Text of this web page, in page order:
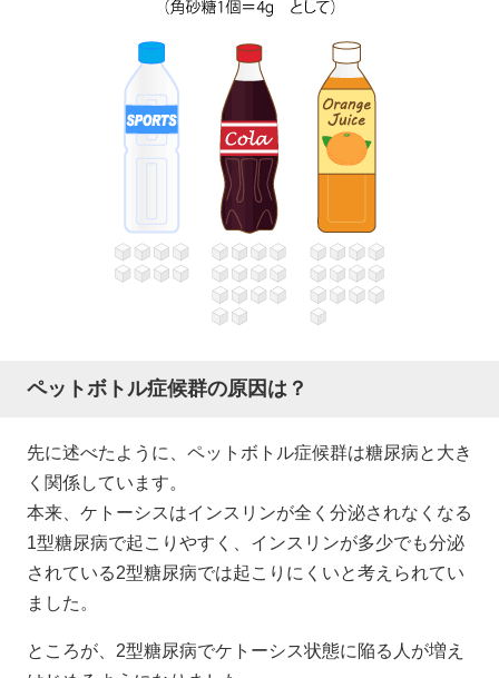
ペットボトル症候群の原因は？
先に述べたように、ペットボトル症候群は糖尿病と大き
く関係しています。
本来、ケトーシスはインスリンが全く分泌されなくなる
1型糖尿病で起こりやすく、インスリンが多少でも分泌
されている2型糖尿病では起こりにくいと考えられてい
ました。
ところが、2型糖尿病でケトーシス状態に陥る人が増え